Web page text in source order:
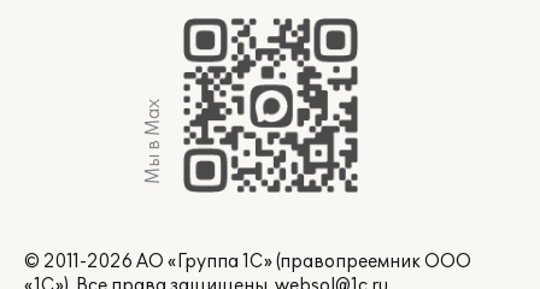
Мы в Max
© 2011-2026 АО «Группа 1С» (правопреемник ООО